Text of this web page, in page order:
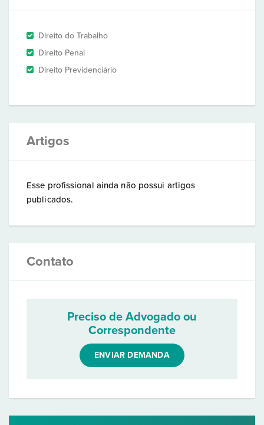
Direito do Trabalho
Direito Penal
Direito Previdenciário
Artigos
Esse profissional ainda não possui artigos
publicados.
Contato
Preciso de Advogado ou
Correspondente
ENVIAR DEMANDA